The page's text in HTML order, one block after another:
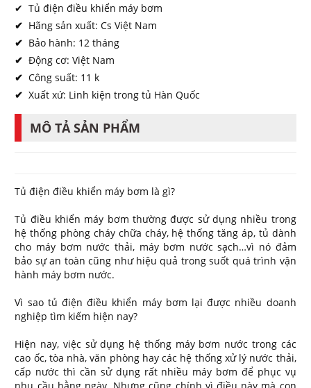
✔ Tủ điện điều khiển máy bơm
✔ Hãng sản xuất: Cs Việt Nam
✔ Bảo hành: 12 tháng
✔ Động cơ: Việt Nam
✔ Công suất: 11 k
✔ Xuất xứ: Linh kiện trong tủ Hàn Quốc
MÔ TẢ SẢN PHẨM
Tủ điện điều khiển máy bơm là gì?
Tủ điều khiển máy bơm thường được sử dụng nhiều trong
hệ thống phòng cháy chữa cháy, hệ thống tăng áp, tủ dành
cho máy bơm nước thải, máy bơm nước sạch…vì nó đảm
bảo sự an toàn cũng như hiệu quả trong suốt quá trình vận
hành máy bơm nước.
Vì sao tủ điện điều khiển máy bơm lại được nhiều doanh
nghiệp tìm kiếm hiện nay?
Hiện nay, việc sử dụng hệ thống máy bơm nước trong các
cao ốc, tòa nhà, văn phòng hay các hệ thống xử lý nước thải,
cấp nước thì cần sử dụng rất nhiều máy bơm để phục vụ